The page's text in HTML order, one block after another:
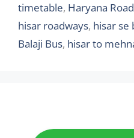
timetable, Haryana
hisar roadways, hisar se
Balaji Bus, hisar to